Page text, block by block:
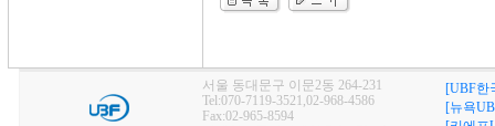
서울 동대문구 이문2동 264-231
Tel:070-7119-3521,02-968-4586
Fax:02-965-8594
[UBF한
[뉴욕